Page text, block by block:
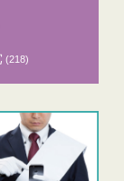
(218)